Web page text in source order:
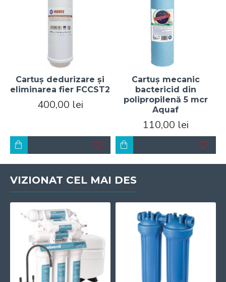
Cartuș dedurizare și
eliminarea fier FCCST2
400,00 lei
Cartuș mecanic
bactericid din
polipropilenă 5 mcr
Aquaf
110,00 lei
VIZIONAT CEL MAI DES